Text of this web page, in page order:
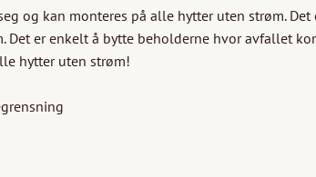
og kan monteres på alle hytter uten strøm.
Det er enkelt å bytte beholderne hvor avfallet
hytter uten strøm!